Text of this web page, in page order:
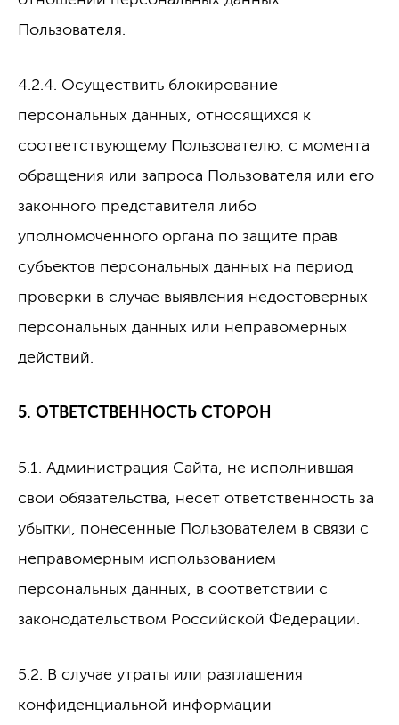
Пользователя.
4.2.4. Осуществить блокирование
персональных данных, относящихся к
соответствующему Пользователю, с момента
обращения или запроса Пользователя или его
законного представителя либо
уполномоченного органа по защите прав
субъектов персональных данных на период
проверки в случае выявления недостоверных
персональных данных или неправомерных
действий.
5. ОТВЕТСТВЕННОСТЬ СТОРОН
5.1. Администрация Сайта, не исполнившая
свои обязательства, несет ответственность за
убытки, понесенные Пользователем в связи с
неправомерным использованием
персональных данных, в соответствии с
законодательством Российской Федерации.
5.2. В случае утраты или разглашения
конфиденциальной информации